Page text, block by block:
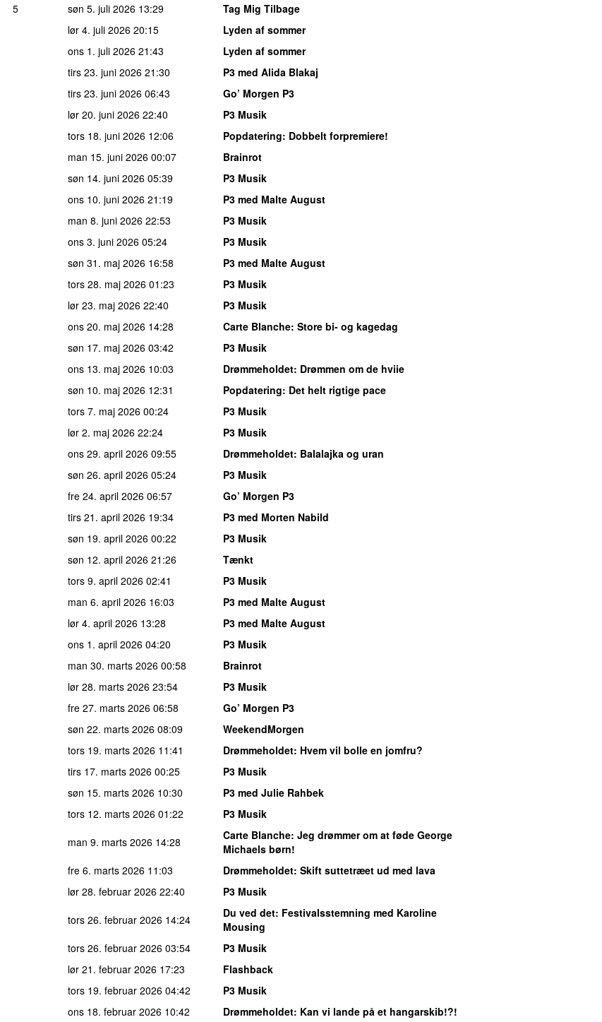
5
søn 5. juli 2026 13:29
Tag Mig Tilbage
lør 4. juli 2026 20:15
Lyden af sommer
ons 1. juli 2026 21:43
Lyden af sommer
tirs 23. juni 2026 21:30
P3 med Alida Blakaj
tirs 23. juni 2026 06:43
Go’ Morgen P3
lør 20. juni 2026 22:40
P3 Musik
tors 18. juni 2026 12:06 Popdatering: Dobbelt forpremiere!
man 15. juni 2026 00:07
Brainrot
søn 14. juni 2026 05:39
P3 Musik
ons 10. juni 2026 21:19
P3 med Malte August
man 8. juni 2026 22:53
P3 Musik
ons 3. juni 2026 05:24
P3 Musik
søn 31. maj 2026 16:58
P3 med Malte August
tors 28. maj 2026 01:23
P3 Musik
lør 23. maj 2026 22:40
P3 Musik
ons 20. maj 2026 14:28 Carte Blanche: Store bi- og kagedag
søn 17. maj 2026 03:42
P3 Musik
ons 13. maj 2026 10:03 Drømmeholdet: Drømmen om de hviie
søn 10. maj 2026 12:31 Popdatering: Det helt rigtige pace
tors 7. maj 2026 00:24
P3 Musik
lør 2. maj 2026 22:24
P3 Musik
ons 29. april 2026 09:55 Drømmeholdet: Balalajka og uran
søn 26. april 2026 05:24
P3 Musik
fre 24. april 2026 06:57
Go’ Morgen P3
tirs 21. april 2026 19:34
P3 med Morten Nabild
søn 19. april 2026 00:22
P3 Musik
søn 12. april 2026 21:26
Tænkt
tors 9. april 2026 02:41
P3 Musik
man 6. april 2026 16:03
P3 med Malte August
lør 4. april 2026 13:28
P3 med Malte August
ons 1. april 2026 04:20
P3 Musik
man 30. marts 2026 00:58
Brainrot
lør 28. marts 2026 23:54
P3 Musik
fre 27. marts 2026 06:58
Go’ Morgen P3
søn 22. marts 2026 08:09
WeekendMorgen
tors 19. marts 2026 11:41 Drømmeholdet: Hvem vil bolle en jomfru?
tirs 17. marts 2026 00:25
P3 Musik
søn 15. marts 2026 10:30
P3 med Julie Rahbek
tors 12. marts 2026 01:22
P3 Musik
man 9. marts 2026 14:28 Carte Blanche: Jeg drømmer om at føde George
Michaels børn!
fre 6. marts 2026 11:03 Drømmeholdet: Skift suttetræet ud med lava
lør 28. februar 2026 22:40
P3 Musik
tors 26. februar 2026 14:24 Du ved det: Festivalsstemning med Karoline
Mousing
tors 26. februar 2026 03:54
P3 Musik
lør 21. februar 2026 17:23
Flashback
tors 19. februar 2026 04:42
P3 Musik
ons 18. februar 2026 10:42 Drømmeholdet: Kan vi lande på et hangarskib!?!